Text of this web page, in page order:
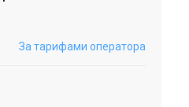
За тарифами оператора